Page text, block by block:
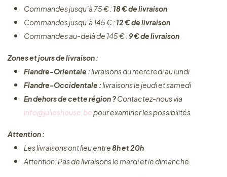
Commandes jusqu’à 75 € : 18 € de livraison
Commandes jusqu’à 145 € : 12 € de livraison
Commandes au-delà de 145 € : 9 € de livraison
Zones et jours de livraison :
Flandre-Orientale :livraisons du mercredi au lundi
Flandre-Occidentale :livraisons le jeudi et samedi
En dehors de cette région ?Contactez-nous via
info@julieshouse.bepour examiner les possibilités
Attention :
Les livraisons ont lieu entre8h et 20h
Attention: Pas de livraisons le mardi et le dimanche